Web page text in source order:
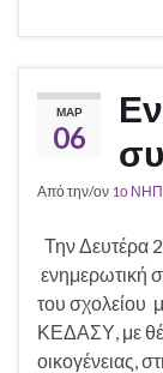
ΜΑΡ
06
Από την/ον 1ο
Την Δευτέρα
ενημερωτική
του σχολείου
ΚΕΔΑΣΥ, με
οικογένειας,